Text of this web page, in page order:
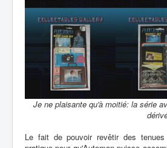
Je ne plaisante qu'à moitié: la série
Le fait de pouvoir revêtir des